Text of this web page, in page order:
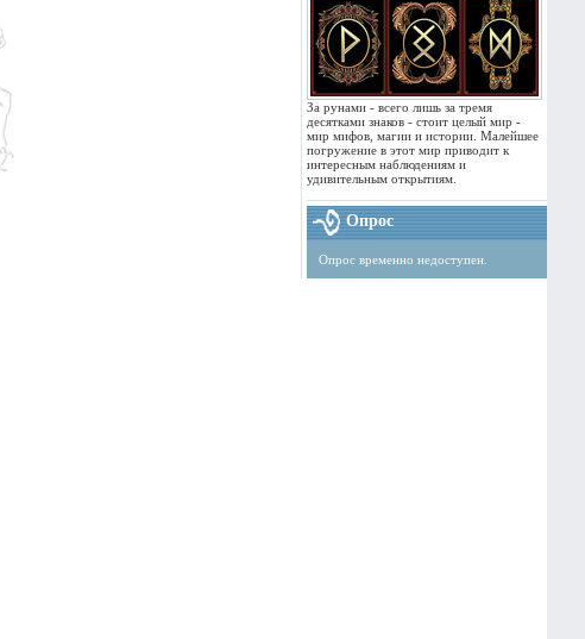
За рунами - всего лишь за тремя
десятками знаков - стоит целый мир -
мир мифов, магии и истории. Малейшее
погружение в этот мир приводит к
интересным наблюдениям и
удивительным открытиям.
Опрос
Опрос временно недоступен.